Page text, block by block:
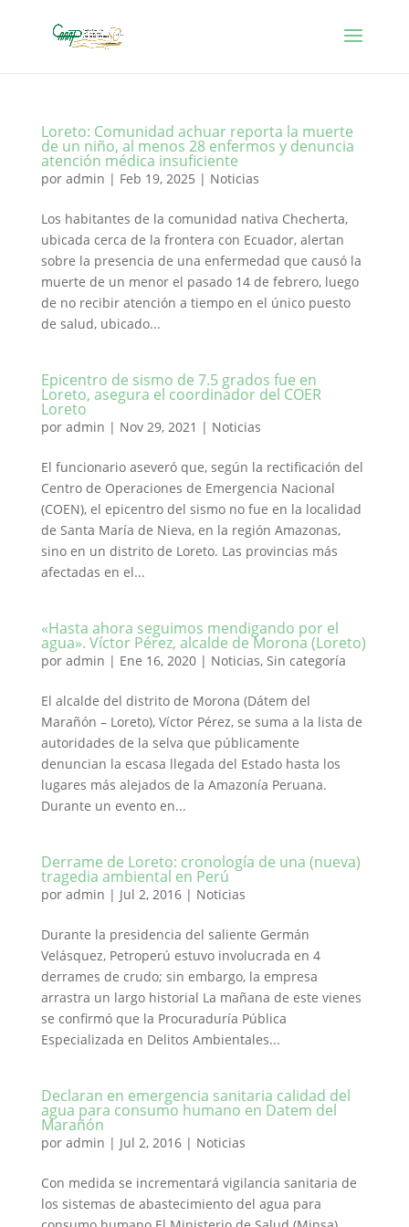
Loreto: Comunidad achuar reporta la muerte
de un niño, al menos 28 enfermos y denuncia
atención médica insuficiente
por admin | Feb 19, 2025 | Noticias
Los habitantes de la comunidad nativa Checherta,
ubicada cerca de la frontera con Ecuador, alertan
sobre la presencia de una enfermedad que causó la
muerte de un menor el pasado 14 de febrero, luego
de no recibir atención a tiempo en el único puesto
de salud, ubicado...
Epicentro de sismo de 7.5 grados fue en
Loreto, asegura el coordinador del COER
Loreto
por admin | Nov 29, 2021 | Noticias
El funcionario aseveró que, según la rectificación del
Centro de Operaciones de Emergencia Nacional
(COEN), el epicentro del sismo no fue en la localidad
de Santa María de Nieva, en la región Amazonas,
sino en un distrito de Loreto. Las provincias más
afectadas en el...
«Hasta ahora seguimos mendigando por el
agua». Víctor Pérez, alcalde de Morona (Loreto)
por admin | Ene 16, 2020| Noticias, Sin categoría
El alcalde del distrito de Morona (Dátem del
Marañón – Loreto), Víctor Pérez, se suma a la lista de
autoridades de la selva que públicamente
denuncian la escasa llegada del Estado hasta los
lugares más alejados de la Amazonía Peruana.
Durante un evento en...
Derrame de Loreto: cronología de una (nueva)
tragedia ambiental en Perú
por admin | Jul 2, 2016| Noticias
Durante la presidencia del saliente Germán
Velásquez, Petroperú estuvo involucrada en 4
derrames de crudo; sin embargo, la empresa
arrastra un largo historial La mañana de este vienes
se confirmó que la Procuraduría Pública
Especializada en Delitos Ambientales...
Declaran en emergencia sanitaria calidad del
agua para consumo humano en Datem del
Marañón
por admin | Jul 2, 2016| Noticias
Con medida se incrementará vigilancia sanitaria de
los sistemas de abastecimiento del agua para